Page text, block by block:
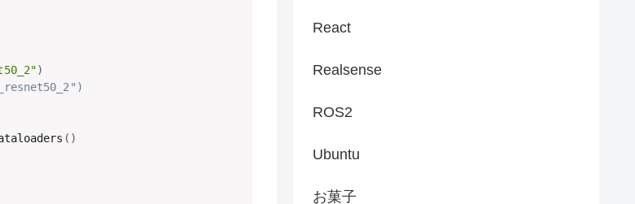
)
( )
React
Realsense
ROS2
Ubuntu
お菓子